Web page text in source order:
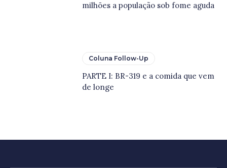
milhões a população sob fome aguda
Coluna Follow-Up
PARTE I: BR-319 e a comida que vem
de longe